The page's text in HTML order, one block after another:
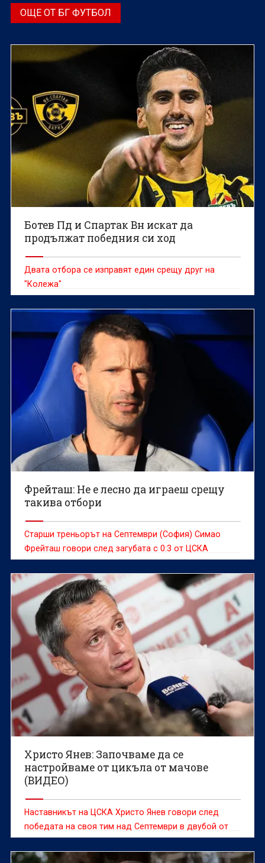
ОЩЕ ОТ БГ ФУТБОЛ
Ботев Пд и Спартак Вн искат да
продължат победния си ход
Двата отбора се изправят един срещу друг на
"Колежа"
Фрейташ: Не е лесно да играеш срещу
такива отбори
Старши треньорът на Септември (София) Симао
Фрейташ говори след загубата с 0:3 от ЦСКА
Христо Янев: Започваме да се
настройваме от цикъла от мачове
(ВИДЕО)
Наставникът на ЦСКА Христо Янев говори след
победата на своя тим над Септември в двубой от
четвъртия кръг на efbet Лига